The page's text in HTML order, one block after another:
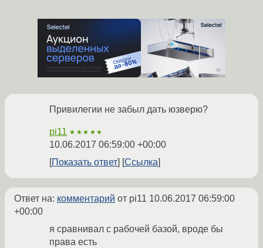
Привилегии не забыл дать юзверю?
pi11 ★★★★★
10.06.2017 06:59:00 +00:00
Показать ответ
Ссылка
Ответ на: комментарий от pi11 10.06.2017 06:59:00
+00:00
я сравнивал с рабочей базой, вроде бы
права есть